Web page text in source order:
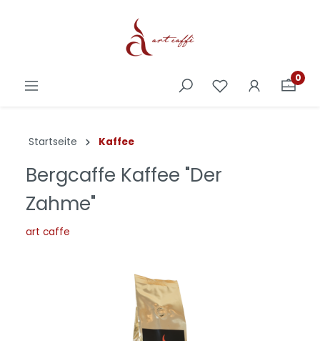
0
Startseite Kaffee
Bergcaffe Kaffee "Der
Zahme"
art caffe